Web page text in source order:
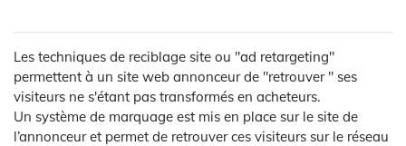
Les techniques de reciblage site ou "ad retargeting"
permettent à un site web annonceur de "retrouver " ses
visiteurs ne s'étant pas transformés en acheteurs.
Un système de marquage est mis en place sur le site de
l’annonceur et permet de retrouver ces visiteurs sur le réseau